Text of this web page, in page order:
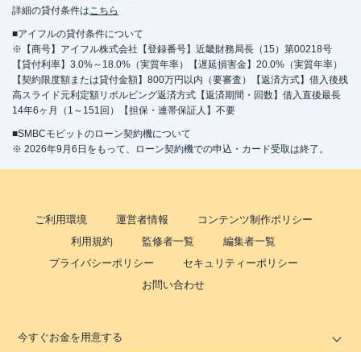
詳細の貸付条件はこちら
■アイフルの貸付条件について
※【商号】アイフル株式会社【登録番号】近畿財務局長（15）第00218号
【貸付利率】3.0%～18.0%（実質年率）【遅延損害金】20.0%（実質年率）
【契約限度額または貸付金額】800万円以内（要審査）【返済方式】借入後残
高スライド元利定額リボルビング返済方式【返済期間・回数】借入直後最長
14年6ヶ月（1～151回）【担保・連帯保証人】不要
■SMBCモビットのローン契約機について
※ 2026年9月6日をもって、ローン契約機での申込・カード受取は終了。
ご利用環境 運営者情報
コンテンツ制作ポリシー
利用規約
監修者一覧
編集者一覧
プライバシーポリシー
セキュリティーポリシー
お問い合わせ
今すぐお金を用意する